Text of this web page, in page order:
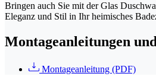
Bringen auch Sie mit der Glas
Eleganz und Stil in Ihr heimisches
Montageanleitungen
Montageanleitung (PDF)